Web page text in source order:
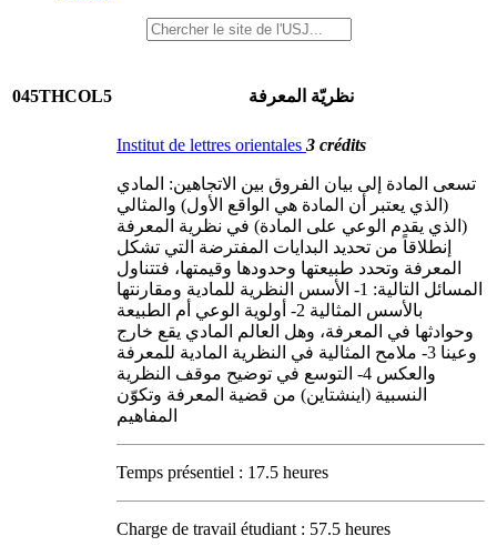
045THCOL5 نظريّة المعرفة
Institut de lettres orientales 3 crédits
تسعى المادة إلى بيان الفروق بين الاتجاهين: المادي
(الذي يعتبر أن المادة هي الواقع الأول) والمثالي
(الذي يقدم الوعي على المادة) في نظرية المعرفة
إنطلاقاً من تحديد البدايات المفترضة التي تشكل
المعرفة وتحدد طبيعتها وحدودها وقيمتها، فتتناول
المسائل التالية: 1- الأسس النظرية للمادية ومقارنتها
بالأسس المثالية 2- أولوية الوعي أم الطبيعة
وحوادثها في المعرفة، وهل العالم المادي يقع خارج
وعينا 3- ملامح المثالية في النظرية المادية للمعرفة
والعكس 4- التوسع في توضيح موقف النظرية
النسبية (اينشتاين) من قضية المعرفة وتكوّن
المفاهيم
Temps présentiel : 17.5 heures
Charge de travail étudiant : 57.5 heures